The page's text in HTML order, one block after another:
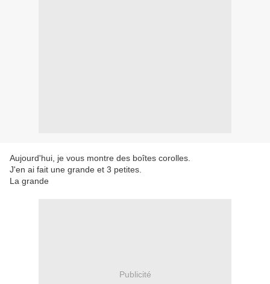
Aujourd'hui, je vous montre des boîtes corolles.
J'en ai fait une grande et 3 petites.
La grande
Publicité